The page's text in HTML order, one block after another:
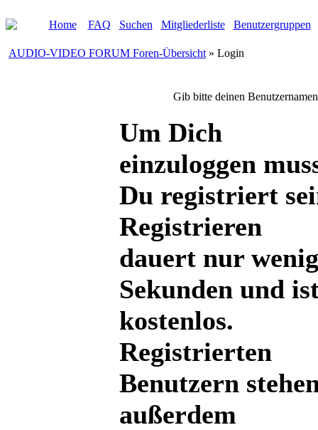
Home FAQ Suchen Mitgliederliste Benutzergruppen
AUDIO-VIDEO FORUM Foren-Übersicht » Login
Gib bitte deinen
Um Dich
einzuloggen
Du registriert
Registrieren
dauert nur
Sekunden und
kostenlos.
Registrierten
Benutzern
außerdem